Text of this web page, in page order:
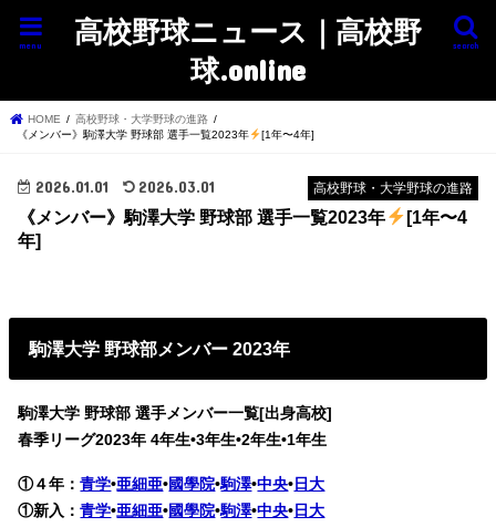
高校野球ニュース｜高校野
球.online
search
menu
HOME
高校野球・大学野球の進路
《メンバー》駒澤大学 野球部 選手一覧2023年
[1年〜4年]
高校野球・大学野球の進路
2026.01.01 2026.03.01
《メンバー》駒澤大学 野球部 選手一覧2023年
[1年〜4
年]
駒澤大学 野球部メンバー 2023年
駒澤大学 野球部 選手メンバー一覧[出身高校]
春季リーグ2023年4年生•3年生•2年生•1年生
①４年：青学•亜細亜•國學院•駒澤•中央•日大
①新入：青学•亜細亜•國學院•駒澤•中央•日大